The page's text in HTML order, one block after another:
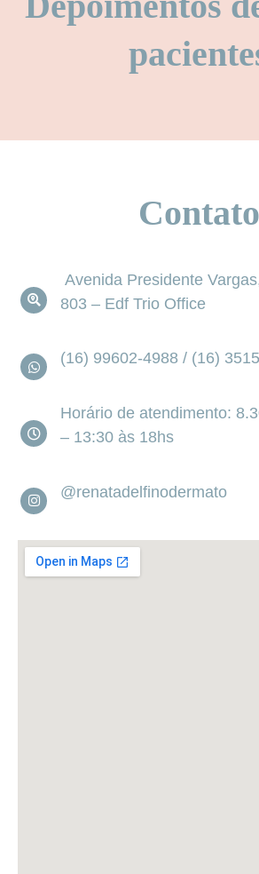
Contato
Avenida Presidente
803 – Edf Trio Office
(16) 99602-4988 / (16)
Horário de atendimento:
– 13:30 às 18hs
@renatadelfinodermato